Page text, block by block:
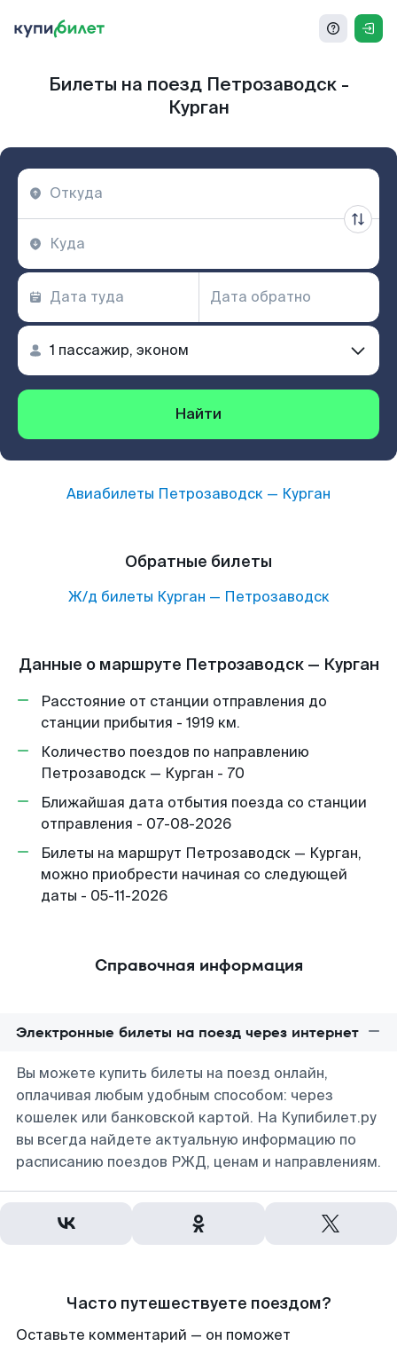
Билеты на поезд Петрозаводск -
Курган
Найти
Авиабилеты Петрозаводск — Курган
Обратные билеты
Ж/д билеты Курган — Петрозаводск
Данные о маршруте Петрозаводск — Курган
Расстояние от станции отправления до
станции прибытия - 1919 км.
Количество поездов по направлению
Петрозаводск — Курган - 70
Ближайшая дата отбытия поезда со станции
отправления - 07-08-2026
Билеты на маршрут Петрозаводск — Курган,
можно приобрести начиная со следующей
даты - 05-11-2026
Справочная информация
Электронные билеты на поезд через интернет
Вы можете купить билеты на поезд онлайн,
оплачивая любым удобным способом: через
кошелек или банковской картой. На Купибилет.ру
вы всегда найдете актуальную информацию по
расписанию поездов РЖД, ценам и направлениям.
Часто путешествуете поездом?
Оставьте комментарий — он поможет